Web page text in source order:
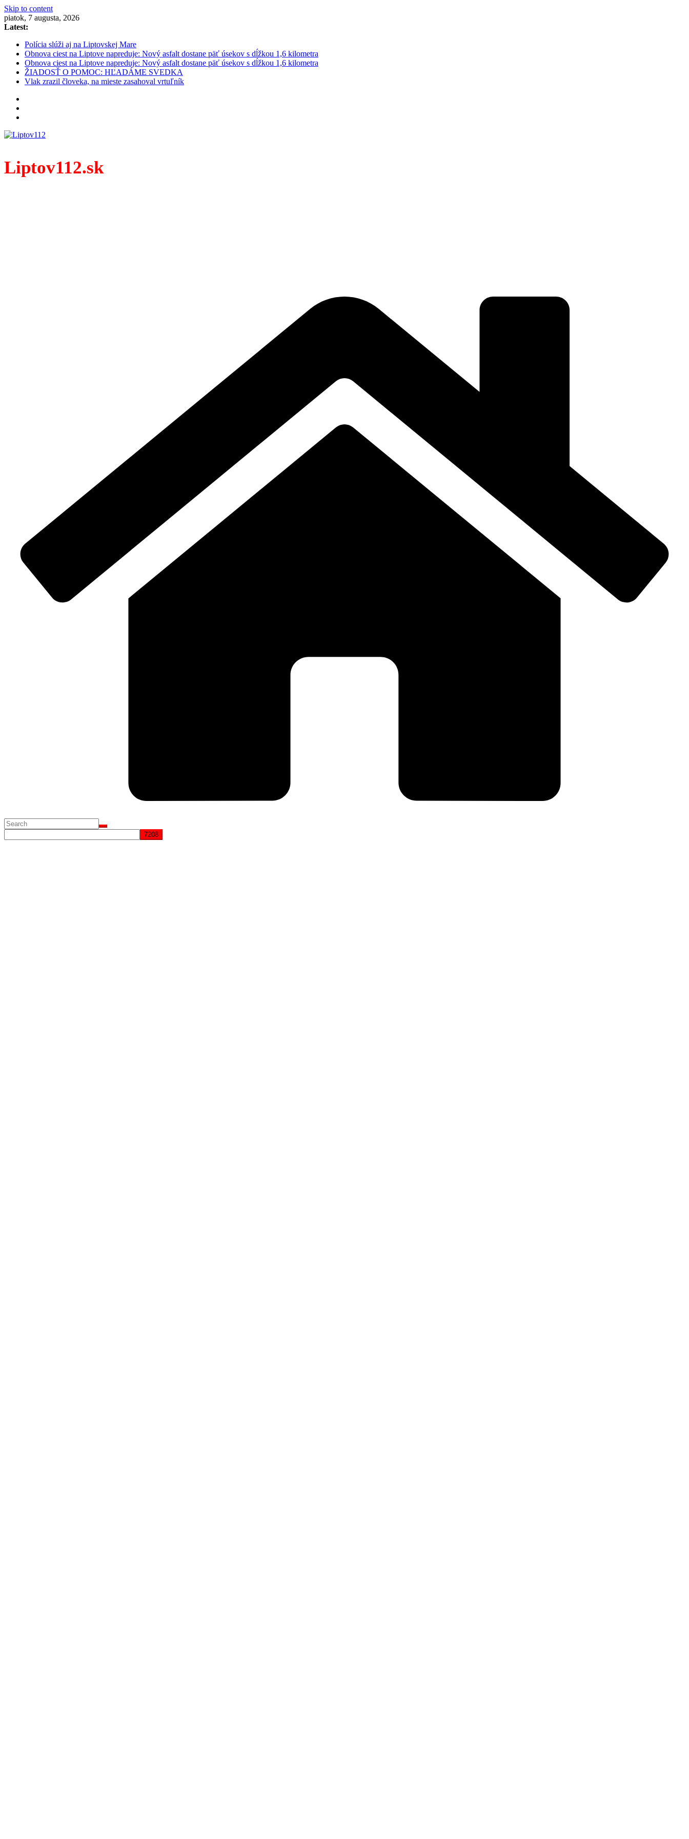
Skip to content
piatok, 7 augusta, 2026
Latest:
Polícia slúži aj na Liptovskej Mare
Obnova ciest na Liptove napreduje: Nový asfalt dostane päť úsekov s dĺžkou 1,6 kilometra
Obnova ciest na Liptove napreduje: Nový asfalt dostane päť úsekov s dĺžkou 1,6 kilometra
ŽIADOSŤ O POMOC: HĽADÁME SVEDKA
Vlak zrazil človeka, na mieste zasahoval vrtuľník
Liptov112.sk